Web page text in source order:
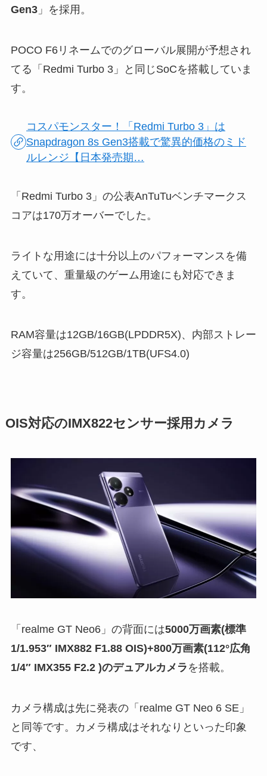
Gen3」を採用。
POCO F6リネームでのグローバル展開が予想され
てる「Redmi Turbo 3」と同じSoCを搭載していま
す。
コスパモンスター！「Redmi Turbo 3」は
Snapdragon 8s Gen3搭載で驚異的価格のミド
ルレンジ【日本発売期…
「Redmi Turbo 3」の公表AnTuTuベンチマークス
コアは170万オーバーでした。
ライトな用途には十分以上のパフォーマンスを備
えていて、重量級のゲーム用途にも対応できま
す。
RAM容量は12GB/16GB(LPDDR5X)、内部ストレー
ジ容量は256GB/512GB/1TB(UFS4.0)
OIS対応のIMX822センサー採用カメラ
「realme GT Neo6」の背面には5000万画素(標準
1/1.953″ IMX882 F1.88 OIS)+800万画素(112°広角
1/4″ IMX355 F2.2 )のデュアルカメラ を搭載。
カメラ構成は先に発表の「realme GT Neo 6 SE」
と同等です。カメラ構成はそれなりといった印象
です、